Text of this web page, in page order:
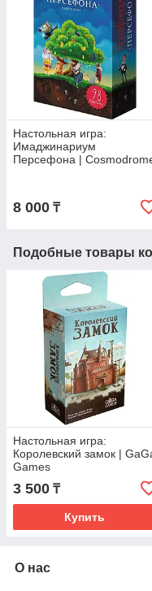
Настольная игра:
Имаджинариум
Персефона |
8 000 ₸
Подобные товары
Настольная игра:
Королевский замок |
Games
3 500 ₸
Купить
О нас